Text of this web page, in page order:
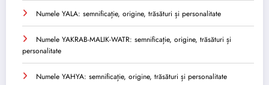
Numele YALA: semnificație, origine, trăsături și personalitate
Numele YAKRAB-MALIK-WATR: semnificație, origine, trăsături și
personalitate
Numele YAHYA: semnificație, origine, trăsături și personalitate